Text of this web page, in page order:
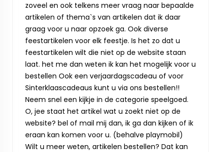
zoveel en ook telkens meer vraag naar bepaalde
artikelen of thema`s van artikelen dat ik daar
graag voor u naar opzoek ga. Ook diverse
feestartikelen voor elk feestje. Is het zo dat u
feestartikelen wilt die niet op de website staan
laat. het me dan weten ik kan het mogelijk voor u
bestellen Ook een verjaardagscadeau of voor
Sinterklaascadeaus kunt u via ons bestellen!!
Neem snel een kijkje in de categorie speelgoed.
O, jee staat het artikel wat u zoekt niet op de
website? bel of mail mij dan, ik ga dan kijken of ik
eraan kan komen voor u. (behalve playmobil)
Wilt u meer weten, artikelen bestellen? Dat kan